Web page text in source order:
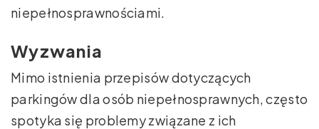
niepełnosprawnościami.
Wyzwania
Mimo istnienia przepisów dotyczących
parkingów dla osób niepełnosprawnych, często
spotyka się problemy związane z ich